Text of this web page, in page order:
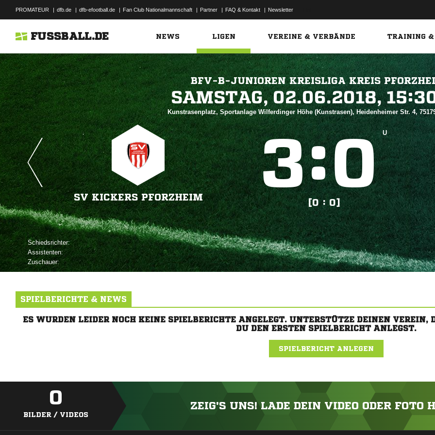
PROMATEUR | dfb.de | dfb-efootball.de | Fan Club Nationalmannschaft | Partner | FAQ & Kontakt | Newsletter
FUSSBALL.DE NEWS LIGEN VEREINE & VERBÄNDE TRAINING &
BFV-B-JUNIOREN KREISLIGA KREIS
 
Kunstrasenplatz, Sportanlage Wilferdinger Höhe (Kunstrasen), Heidenheimer Str. 4,
SV KICKERS PFORZHEIM
: U
[0 : 0]
Schiedsrichter:
Assistenten:
Zuschauer:
SPIELBERICHTE & NEWS
ES WURDEN LEIDER NOCH KEINE SPIELBERICHTE ANGELEGT. UNTERSTÜTZE DEINEN
DU DEN ERSTEN SPIELBERICHT ANLEGST.
SPIELBERICHT ANLEGEN
0
BILDER / VIDEOS
ZEIG'S UNS! LADE DEIN VIDEO ODER FOTO